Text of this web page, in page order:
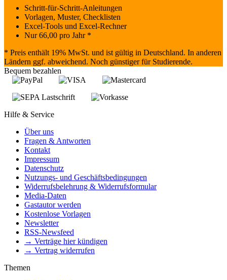
Schritt-für-Schritt-Anleitungen
Vorlagen, Muster, Checklisten
Excel-Tools und Excel-Rechner
Nur66,00 pro Jahr *
* Preis enthält 19% MwSt. und ist gültig in Deutschland. In anderen
Ländern ggf. abweichend. Noch günstiger für Studierende.
Bequem bezahlen
Hilfe & Service
Über uns
Fragen & Antworten
Kontakt
Impressum
Datenschutz
Nutzungs- und Geschäftsbedingungen
Widerrufsbelehrung & Widerrufsformular
Media-Daten
Gastautor werden
Kostenlose Vorlagen
Newsletter
RSS-Newsfeed
→ Verträge hier kündigen
→ Vertrag widerrufen
Themen